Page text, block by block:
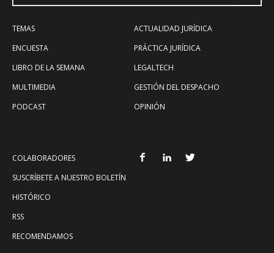
TEMAS
ENCUESTA
LIBRO DE LA SEMANA
MULTIMEDIA
PODCAST
ACTUALIDAD JURÍDICA
PRÁCTICA JURÍDICA
LEGALTECH
GESTIÓN DEL DESPACHO
OPINIÓN
COLABORADORES
SUSCRÍBETE A NUESTRO BOLETÍN
HISTÓRICO
RSS
RECOMENDAMOS